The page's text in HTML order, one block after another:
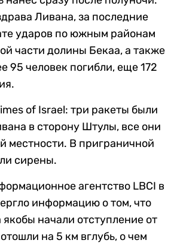
Ливана, за последние
ударов по южным районам
части долины Бекаа, а также
95 человек погибли, еще 172
of Israel: три ракеты были
в сторону Штулы, все они
местности. В приграничной
сирены.
агентство LBCI в
информацию о том, что
начали отступление от
на 5 км вглубь, о чем